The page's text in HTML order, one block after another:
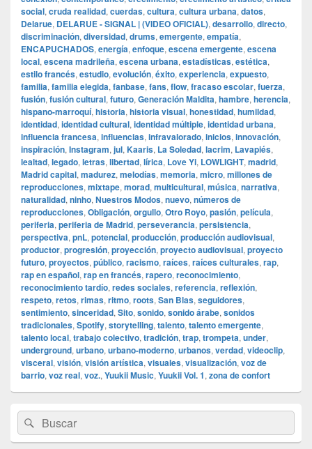
social, cruda realidad, cuerdas, cultura, cultura urbana, datos,
Delarue, DELARUE - SIGNAL | (VIDEO OFICIAL), desarrollo, directo,
discriminación, diversidad, drums, emergente, empatía,
ENCAPUCHADOS, energía, enfoque, escena emergente, escena
local, escena madrileña, escena urbana, estadísticas, estética,
estilo francés, estudio, evolución, éxito, experiencia, expuesto,
familia, familia elegida, fanbase, fans, flow, fracaso escolar, fuerza,
fusión, fusión cultural, futuro, Generación Maldita, hambre, herencia,
hispano-marroquí, historia, historia visual, honestidad, humildad,
identidad, identidad cultural, identidad múltiple, identidad urbana,
influencia francesa, influencias, infravalorado, inicios, innovación,
inspiración, Instagram, jul, Kaaris, La Soledad, lacrim, Lavapiés,
lealtad, legado, letras, libertad, lírica, Love Yi, LOWLIGHT, madrid,
Madrid capital, madurez, melodías, memoria, micro, millones de
reproducciones, mixtape, morad, multicultural, música, narrativa,
naturalidad, ninho, Nuestros Modos, nuevo, números de
reproducciones, Obligación, orgullo, Otro Royo, pasión, película,
periferia, periferia de Madrid, perseverancia, persistencia,
perspectiva, pnL, potencial, producción, producción audiovisual,
productor, progresión, proyección, proyecto audiovisual, proyecto
futuro, proyectos, público, racismo, raíces, raíces culturales, rap,
rap en español, rap en francés, rapero, reconocimiento,
reconocimiento tardío, redes sociales, referencia, reflexión,
respeto, retos, rimas, ritmo, roots, San Blas, seguidores,
sentimiento, sinceridad, Sito, sonido, sonido árabe, sonidos
tradicionales, Spotify, storytelling, talento, talento emergente,
talento local, trabajo colectivo, tradición, trap, trompeta, under,
underground, urbano, urbano-moderno, urbanos, verdad, videoclip,
visceral, visión, visión artística, visuales, visualización, voz de
barrio, voz real, voz., Yuukii Music, Yuukii Vol. 1, zona de confort
área
de
Buscar
por:
Buscar